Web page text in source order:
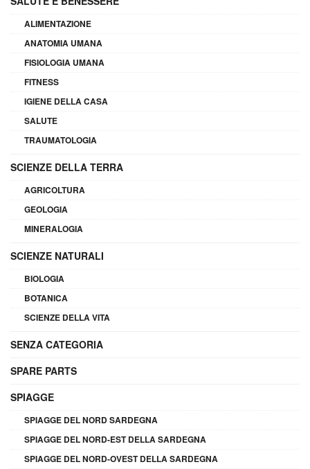
ALIMENTAZIONE
ANATOMIA UMANA
FISIOLOGIA UMANA
FITNESS
IGIENE DELLA CASA
SALUTE
TRAUMATOLOGIA
SCIENZE DELLA TERRA
AGRICOLTURA
GEOLOGIA
MINERALOGIA
SCIENZE NATURALI
BIOLOGIA
BOTANICA
SCIENZE DELLA VITA
SENZA CATEGORIA
SPARE PARTS
SPIAGGE
SPIAGGE DEL NORD SARDEGNA
SPIAGGE DEL NORD-EST DELLA SARDEGNA
SPIAGGE DEL NORD-OVEST DELLA SARDEGNA